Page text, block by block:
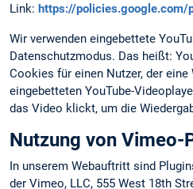
Link: https://policies.google.com/
Wir verwenden eingebettete
Datenschutzmodus. Das heißt:
Cookies für einen Nutzer, der
eingebetteten YouTube-
das Video klickt, um die
Nutzung von Vimeo-
In unserem Webauftritt sind
der Vimeo, LLC, 555 West 18th